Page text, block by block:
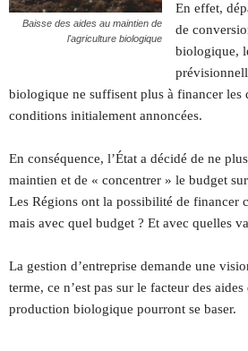
Baisse des aides au maintien de
l'agriculture biologique
En effet,
de
biologique,
biologique ne suffisent plus à financer les
conditions initialement annoncées.
En conséquence, l’État a décidé de ne
maintien et de « concentrer » le budget
Les Régions ont la possibilité de financer
mais avec quel budget ? Et avec quelles
La gestion d’entreprise demande une
terme, ce n’est pas sur le facteur des
production biologique pourront se baser.